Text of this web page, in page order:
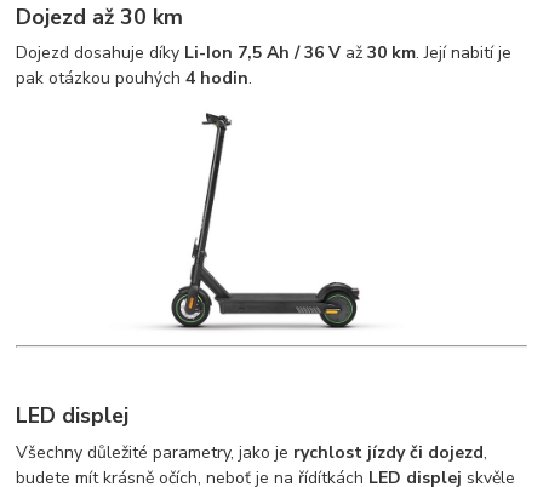
Dojezd až 30 km
Dojezd dosahuje díky Li-Ion 7,5 Ah / 36 V až30 km. Její nabití je
pak otázkou pouhých4 hodin.
LED displej
Všechny důležité parametry, jako je rychlost jízdy či dojezd,
budete mít krásně očích, neboť je na řídítkách LED displej skvěle